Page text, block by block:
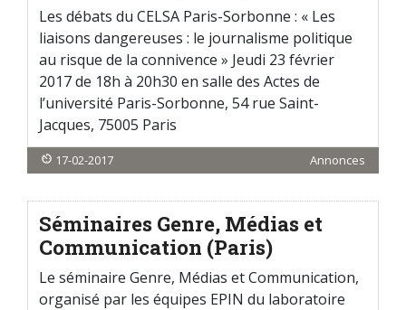
Les débats du CELSA Paris-Sorbonne : « Les
liaisons dangereuses : le journalisme politique
au risque de la connivence » Jeudi 23 février
2017 de 18h à 20h30 en salle des Actes de
l’université Paris-Sorbonne, 54 rue Saint-
Jacques, 75005 Paris
17-02-2017 Annonces
Séminaires Genre, Médias et
Communication (Paris)
Le séminaire Genre, Médias et Communication,
organisé par les équipes EPIN du laboratoire